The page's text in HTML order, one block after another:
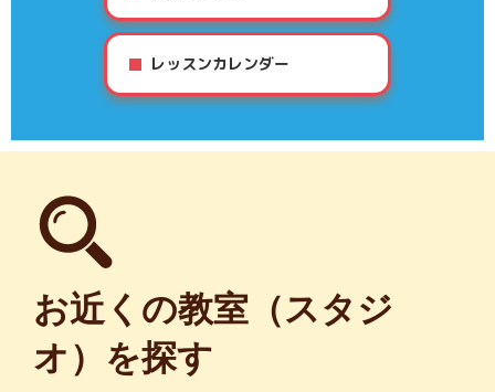
レッスンカレンダー
お近くの教室（スタジ
オ）を探す